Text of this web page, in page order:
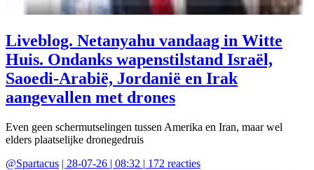
Liveblog. Netanyahu vandaag in Witte
Huis. Ondanks wapenstilstand Israël,
Saoedi-Arabië, Jordanië en Irak
aangevallen met drones
Even geen schermutselingen tussen Amerika en Iran, maar wel
elders plaatselijke dronegedruis
@Spartacus | 28-07-26 | 08:32 | 172 reacties